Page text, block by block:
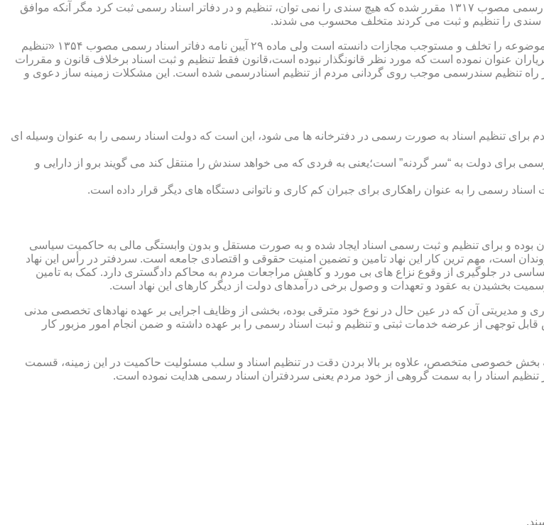
مبحث سوم): موانع موجود برای تنظیم اسناد رسمی مطابق ماده ۱۶ آیین نامه دفاتر اسناد رسمی مصوب ۱۳۱۷ مقرر شده که هیچ سندی را نمی توان، تنظیم و در دفاتر اسناد رسمی ثبت کرد مگر آنکه موافق
سندی را تنظیم و ثبت می کردند متخلف محسوب می شدند.
ماده ۲۹ و ثبت اسناد رسمی: قانونگذار فقط تنظیم و ثبت اسناد برخلاف قانون و مقررات موضوعه را تخلف و مستوجب مجازات دانسته است ولی ماده ۲۹ آیین نامه دفاتر اسناد رسمی مصوب ۱۳۵۴ «تنظیم
عنوان نموده است که مورد نظر قانونگذار نبوده است،قانون فقط تنظیم و ثبت اسناد برخلاف قانون و مقررات
تنظیم سندرسمی موجب روی گردانی مردم از تنظیم اسنادرسمی شده است. این مشکلات زمینه ساز دعوی و
برای تنظیم اسناد به صورت رسمی در دفترخانه ها می شود، این است که دولت اسناد رسمی را به عنوان وسیله ای
برای دولت به “سر گردنه” است؛یعنی به فردی که می خواهد سندش را منتقل کند می گویند برو از دارایی و
رسمی را به عنوان راهکاری برای جبران کم کاری و ناتوانی دستگاه های دیگر قرار داده است.
بوده و برای تنظیم و ثبت رسمی اسناد ایجاد شده و به صورت مستقل و بدون وابستگی مالی به حاکمیت سیاسی
است، مهم ترین کار این نهاد تامین و تضمین امنیت حقوقی و اقتصادی جامعه است. سردفتر در رأس این نهاد
در جلوگیری از وقوع نزاع های بی مورد و کاهش مراجعات مردم به محاکم دادگستری دارد. کمک به تامین
بخشیدن به عقود و تعهدات و وصول برخی درآمدهای دولت از دیگر کارهای این نهاد است.
و مدیریتی آن که در عین حال در نوع خود مترقی بوده، بخشی از وظایف اجرایی بر عهده نهادهای تخصصی مدنی
توجهی از عرضه خدمات ثبتی و تنظیم و ثبت اسناد رسمی را بر عهده داشته و ضمن انجام امور مزبور کار
بخش خصوصی متخصص، علاوه بر بالا بردن دقت در تنظیم اسناد و سلب مسئولیت حاکمیت در این زمینه، قسمت
اسناد را به سمت گروهی از خود مردم یعنی سردفتران اسناد رسمی هدایت نموده است.